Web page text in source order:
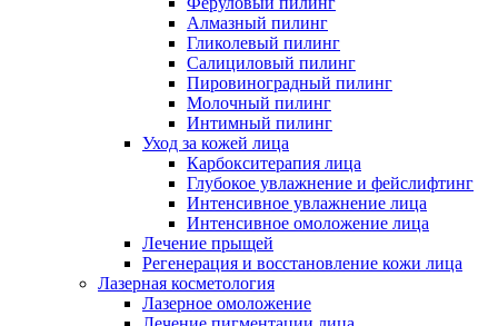
Алмазный пилинг
Гликолевый пилинг
Салициловый пилинг
Пировиноградный пилинг
Молочный пилинг
Интимный пилинг
Уход за кожей лица
Карбокситерапия лица
Глубокое увлажнение и фейслифтинг
Интенсивное увлажнение лица
Интенсивное омоложение лица
Лечение прыщей
Регенерация и восстановление кожи лица
Лазерная косметология
Лазерное омоложение